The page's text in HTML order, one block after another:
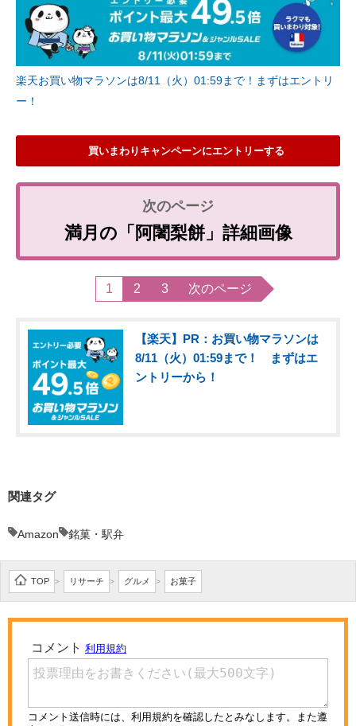
楽天お買い物マラソンは8/11（火）01:59まで！まずはエントリ
ー！
買いまわりキャンペーンにエントリーする
満月の「阿闍梨餅」詳細画像
1 2 3 次のページ
【楽天】PR：お買い物マラソンは
8/11（火）01:59まで！ まずはエ
ントリーから！
関連タグ
Amazon 銘菓・駅弁
TOP > リサーチ > グルメ > お菓子